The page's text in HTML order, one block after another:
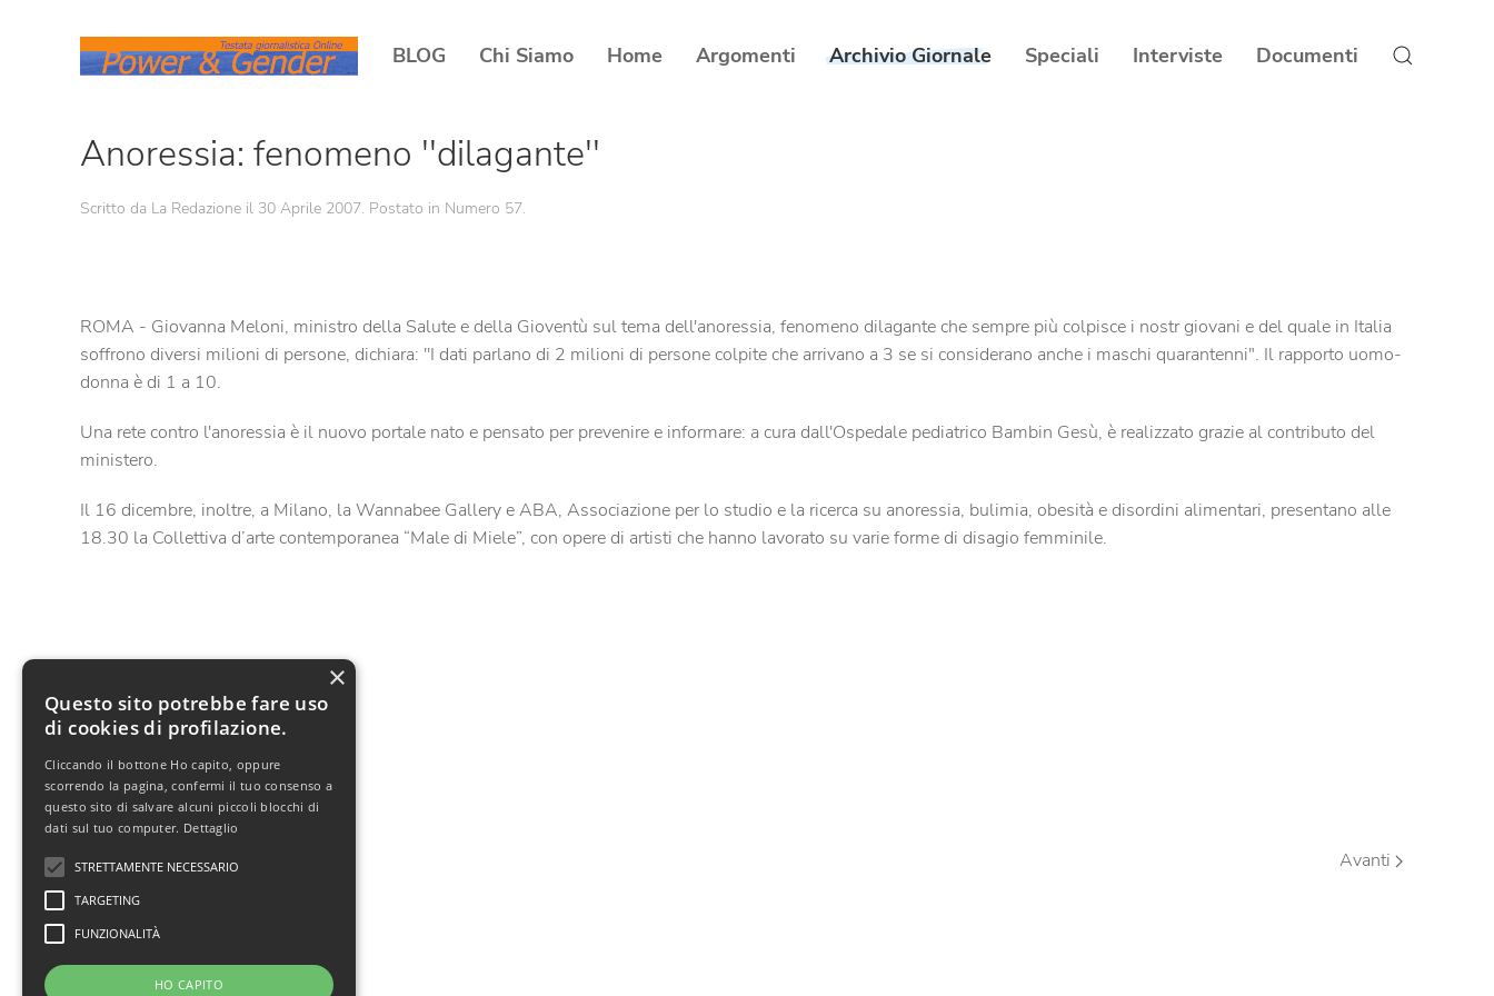
BLOG Chi Siamo Home Argomenti Archivio Giornale Speciali Interviste Documenti
Anoressia: fenomeno ''dilagante''
Scritto da La Redazione il 30 Aprile 2007. Postato in Numero 57.
ROMA - Giovanna Meloni, ministro della Salute e della Gioventù sul tema dell'anoressia, fenomeno dilagante che sempre più colpisce i nostr giovani e del quale in Italia
soffrono diversi milioni di persone, dichiara: ''I dati parlano di 2 milioni di persone colpite che arrivano a 3 se si considerano anche i maschi quarantenni". Il rapporto uomo-
donna è di 1 a 10.
Una rete contro l'anoressia è il nuovo portale nato e pensato per prevenire e informare: a cura dall'Ospedale pediatrico Bambin Gesù, è realizzato grazie al contributo del
ministero.
Il 16 dicembre, inoltre, a Milano, la Wannabee Gallery e ABA, Associazione per lo studio e la ricerca su anoressia, bulimia, obesità e disordini alimentari, presentano alle
18.30 la Collettiva d’arte contemporanea “Male di Miele”, con opere di artisti che hanno lavorato su varie forme di disagio femminile.
Visite: 4813
Indietro Avanti
×
Questo sito potrebbe fare uso
di cookies di profilazione.
Cliccando il bottone Ho capito, oppure
scorrendo la pagina, confermi il tuo consenso a
questo sito di salvare alcuni piccoli blocchi di
dati sul tuo computer. Dettaglio
STRETTAMENTE NECESSARIO
TARGETING
FUNZIONALITÀ
HO CAPITO